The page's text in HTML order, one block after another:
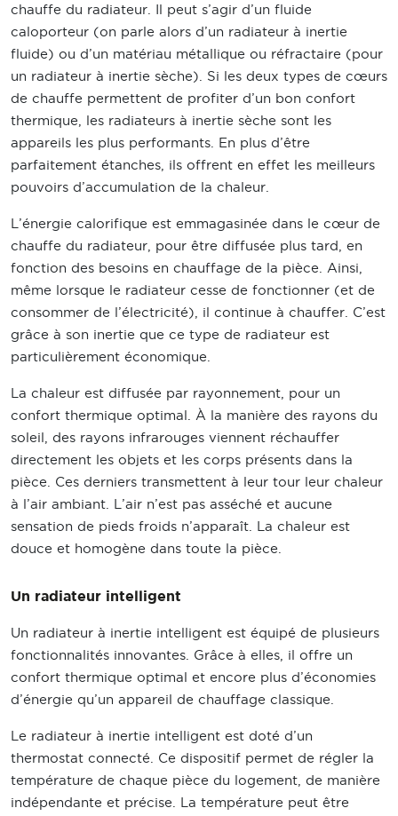
chauffe du radiateur. Il peut s’agir d’un fluide
caloporteur (on parle alors d’un radiateur à inertie
fluide) ou d’un matériau métallique ou réfractaire (pour
un radiateur à inertie sèche). Si les deux types de cœurs
de chauffe permettent de profiter d’un bon confort
thermique, les radiateurs à inertie sèche sont les
appareils les plus performants. En plus d’être
parfaitement étanches, ils offrent en effet les meilleurs
pouvoirs d’accumulation de la chaleur.
L’énergie calorifique est emmagasinée dans le cœur de
chauffe du radiateur, pour être diffusée plus tard, en
fonction des besoins en chauffage de la pièce. Ainsi,
même lorsque le radiateur cesse de fonctionner (et de
consommer de l’électricité), il continue à chauffer. C’est
grâce à son inertie que ce type de radiateur est
particulièrement économique.
La chaleur est diffusée par rayonnement, pour un
confort thermique optimal. À la manière des rayons du
soleil, des rayons infrarouges viennent réchauffer
directement les objets et les corps présents dans la
pièce. Ces derniers transmettent à leur tour leur chaleur
à l’air ambiant. L’air n’est pas asséché et aucune
sensation de pieds froids n’apparaît. La chaleur est
douce et homogène dans toute la pièce.
Un radiateur intelligent
Un radiateur à inertie intelligent est équipé de plusieurs
fonctionnalités innovantes. Grâce à elles, il offre un
confort thermique optimal et encore plus d’économies
d’énergie qu’un appareil de chauffage classique.
Le radiateur à inertie intelligent est doté d’un
thermostat connecté. Ce dispositif permet de régler la
température de chaque pièce du logement, de manière
indépendante et précise. La température peut être